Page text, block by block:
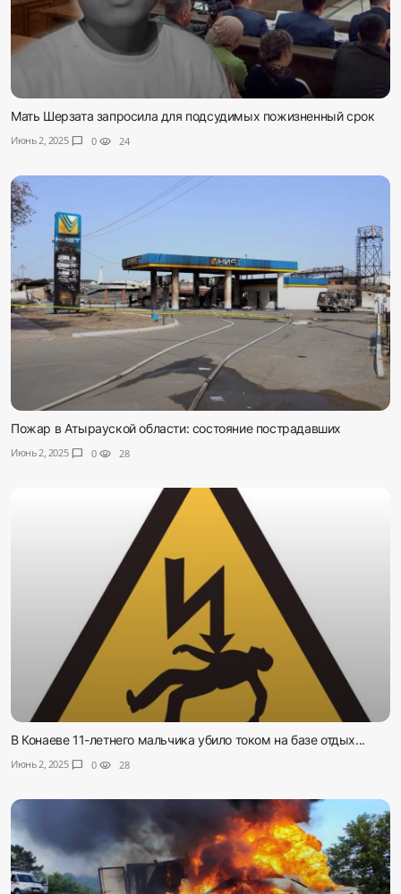
Мать Шерзата запросила для подсудимых пожизненный срок
Июнь 2, 2025 chat_bubble 0 visibility 24
Пожар в Атырауской области: состояние пострадавших
Июнь 2, 2025 chat_bubble 0 visibility 28
В Конаеве 11-летнего мальчика убило током на базе отдых...
Июнь 2, 2025 chat_bubble 0 visibility 28